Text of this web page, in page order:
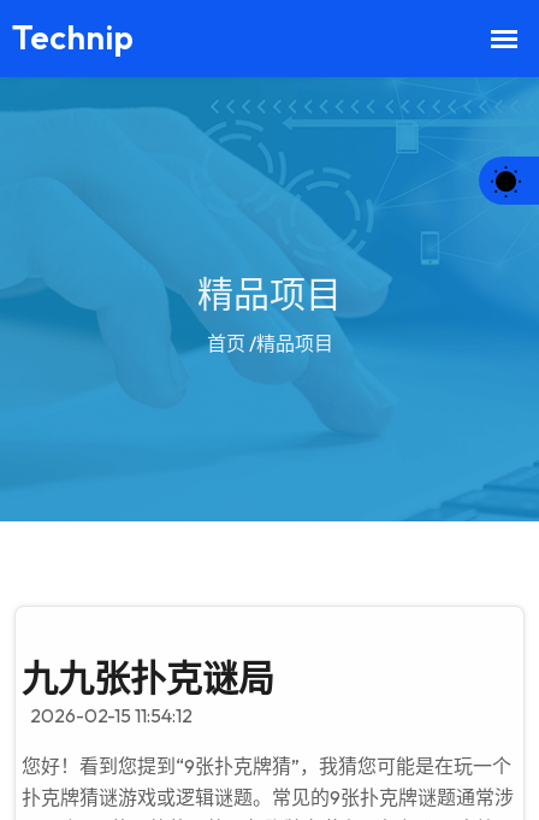
精品项目
首页 /精品项目
九九张扑克谜局
2026-02-15 11:54:12
您好！看到您提到“9张扑克牌猜”，我猜您可能是在玩一个
扑克牌猜谜游戏或逻辑谜题。常见的9张扑克牌谜题通常涉